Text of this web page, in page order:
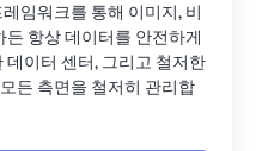
임워크를 통해 이미지, 비
항상 데이터를 안전하게
데이터 센터, 그리고 철저한
든 측면을 철저히 관리합